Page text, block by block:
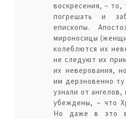
воскресения, – то,
погрешать и
епископы.
мироносицы
колеблются их
не следуют их
их неверования,
им дерзновенно
узнали от
убеждены, – что
Но даже в это